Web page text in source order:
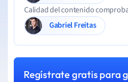
Calidad del contenido
Gabriel Freitas
Regístrate gratis para